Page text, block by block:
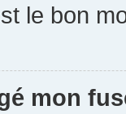
le bon
mon